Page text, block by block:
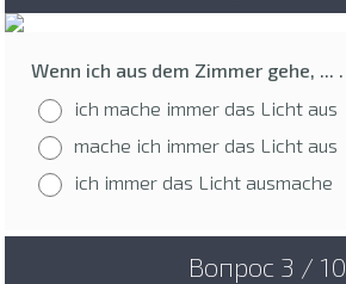
Wenn ich aus dem Zimmer gehe, ... .
ich mache immer das Licht aus
mache ich immer das Licht aus
ich immer das Licht ausmache
Вопрос 3 / 10